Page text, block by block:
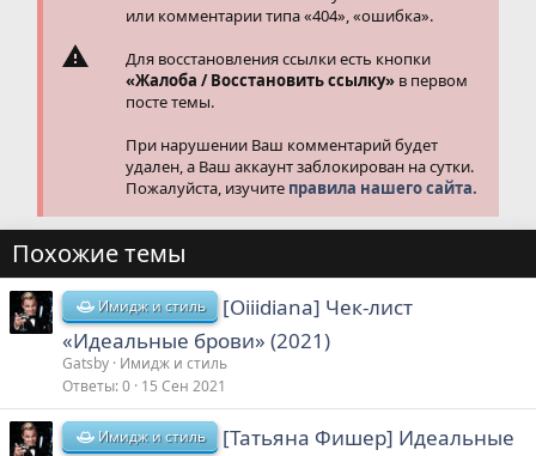
или комментарии типа «404», «ошибка».
Для восстановления ссылки есть кнопки
«Жалоба / Восстановить ссылку» в первом
посте темы.
При нарушении Ваш комментарий будет
удален, а Ваш аккаунт заблокирован на сутки.
Пожалуйста, изучите правила нашего сайта.
Похожие темы
Имидж и стиль
[Oiiidiana] Чек-лист
«Идеальные брови» (2021)
Gatsby Имидж и стиль
Ответы 0 15 Сен 2021
Имидж и стиль
[Татьяна Фишер] Идеальные